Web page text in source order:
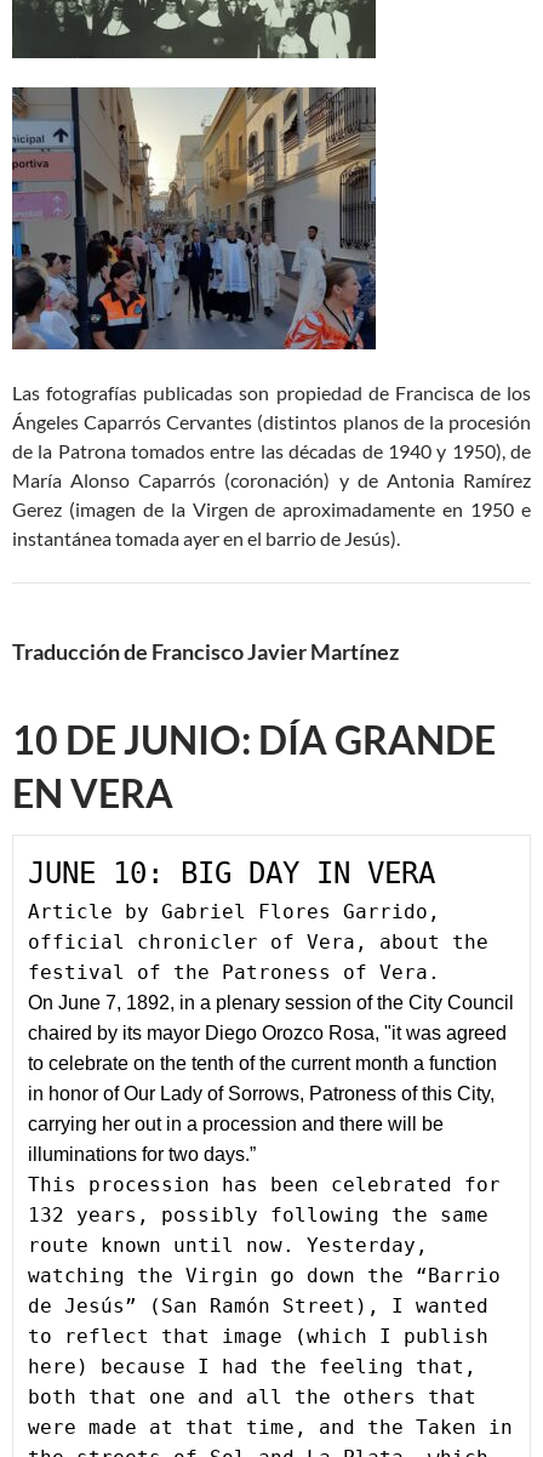
Las fotografías publicadas son propiedad de Francisca de los
Ángeles Caparrós Cervantes (distintos planos de la procesión
de la Patrona tomados entre las décadas de 1940 y 1950), de
María Alonso Caparrós (coronación) y de Antonia Ramírez
Gerez (imagen de la Virgen de aproximadamente en 1950 e
instantánea tomada ayer en el barrio de Jesús).
Traducción de Francisco Javier Martínez
10 DE JUNIO: DÍA GRANDE
EN VERA
JUNE 10: BIG DAY IN VERA
Article by Gabriel Flores Garrido,
official chronicler of Vera, about the
festival of the Patroness of Vera.
On June 7, 1892, in a plenary session of the City Council
chaired by its mayor Diego Orozco Rosa, "it was agreed
to celebrate on the tenth of the current month a function
in honor of Our Lady of Sorrows, Patroness of this City,
carrying her out in a procession and there will be
illuminations for two days.”
This procession has been celebrated for
132 years, possibly following the same
route known until now. Yesterday,
watching the Virgin go down the “Barrio
de Jesús” (San Ramón Street), I wanted
to reflect that image (which I publish
here) because I had the feeling that,
both that one and all the others that
were made at that time, and the Taken in